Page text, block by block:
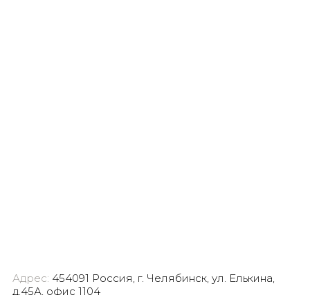
Адрес: 454091 Россия, г. Челябинск, ул. Елькина,
д.45А, офис 1104